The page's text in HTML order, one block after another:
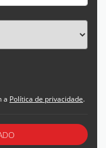
a Política de privacidade.